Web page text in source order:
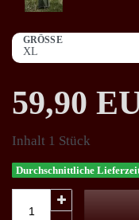
GRÖSSE
59,90
Inhalt 1 Stück
Durchschnittliche